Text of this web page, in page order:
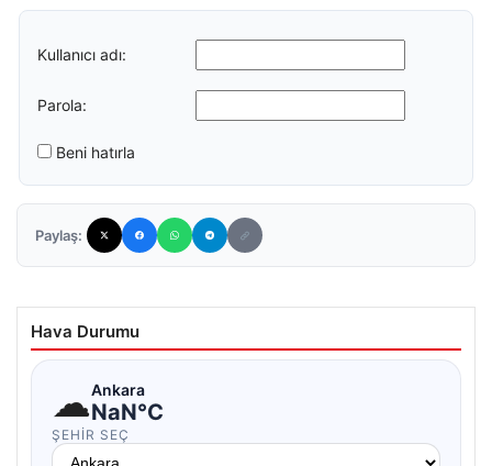
Kullanıcı adı:
Parola:
Beni hatırla
Paylaş:
Hava Durumu
☁Ankara
NaN°C
ŞEHIR SEÇ